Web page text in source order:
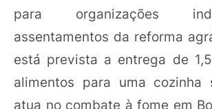
para organizações
assentamentos da reforma
está prevista a entrega de
alimentos para uma cozinha
atua no combate à fome em